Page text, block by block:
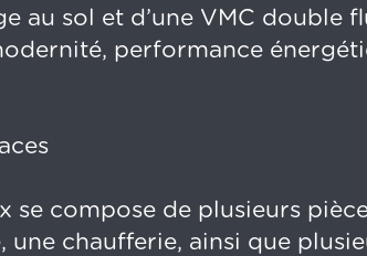
au sol et d’une VMC double
performance
se compose de plusieurs
une chaufferie, ainsi que